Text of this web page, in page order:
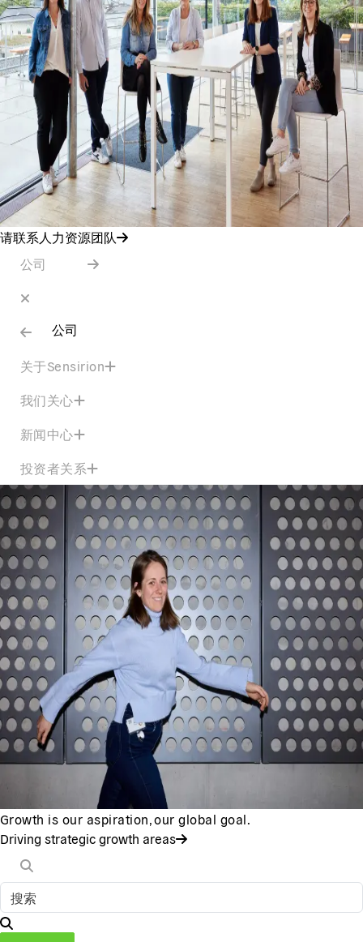
请联系人力资源团队
公司
公司
关于Sensirion
我们关心
新闻中心
投资者关系
Growth is our aspiration, our global goal.
Driving strategic growth areas